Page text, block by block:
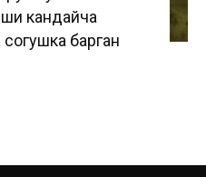
кандайча
барган